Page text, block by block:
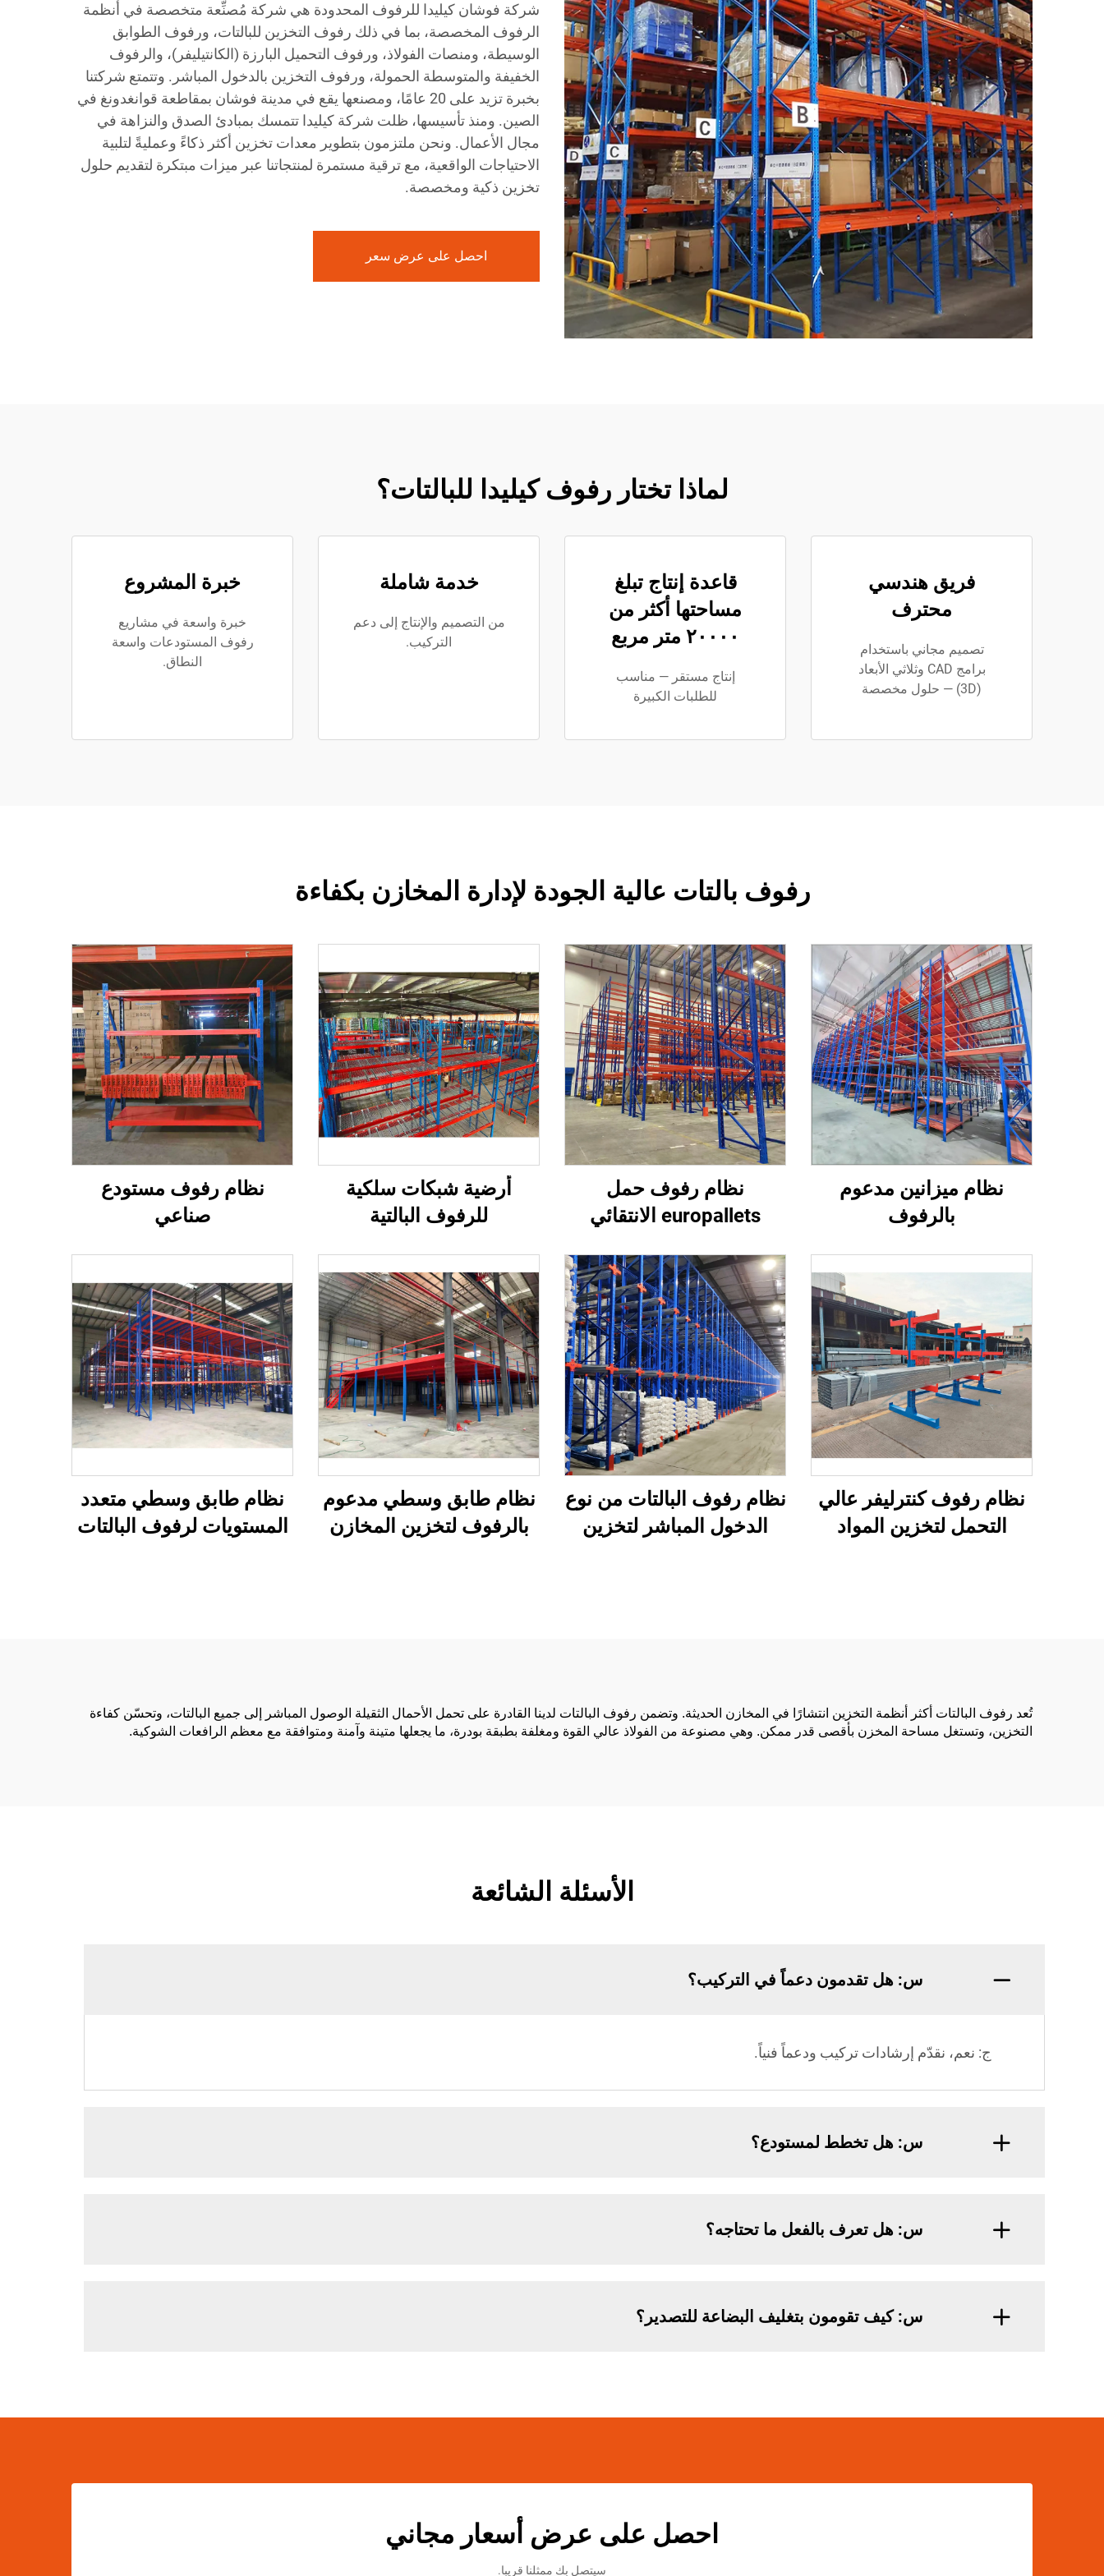
شركة فوشان كيليدا للرفوف المحدودة هي شركة مُصنِّعة متخصصة في أنظمة
الرفوف المخصصة، بما في ذلك رفوف التخزين للبالتات، ورفوف الطوابق
الوسيطة، ومنصات الفولاذ، ورفوف التحميل البارزة (الكانتيليفر)، والرفوف
الخفيفة والمتوسطة الحمولة، ورفوف التخزين بالدخول المباشر. وتتمتع شركتنا
بخبرة تزيد على 20 عامًا، ومصنعها يقع في مدينة فوشان بمقاطعة قوانغدونغ في
الصين. ومنذ تأسيسها، ظلت شركة كيليدا تتمسك بمبادئ الصدق والنزاهة في
مجال الأعمال. ونحن ملتزمون بتطوير معدات تخزين أكثر ذكاءً وعمليةً لتلبية
الاحتياجات الواقعية، مع ترقية مستمرة لمنتجاتنا عبر ميزات مبتكرة لتقديم حلول
تخزين ذكية ومخصصة.
احصل على عرض سعر
لماذا تختار رفوف كيليدا للبالتات؟
فريق هندسي
محترف
تصميم مجاني باستخدام
برامج CAD وثلاثي الأبعاد
(3D) — حلول مخصصة
قاعدة إنتاج تبلغ
مساحتها أكثر من
٢٠٠٠٠ متر مربع
إنتاج مستقر — مناسب
للطلبات الكبيرة
خدمة شاملة
من التصميم والإنتاج إلى دعم
التركيب.
خبرة المشروع
خبرة واسعة في مشاريع
رفوف المستودعات واسعة
النطاق.
رفوف بالتات عالية الجودة لإدارة المخازن بكفاءة
نظام ميزانين مدعوم
بالرفوف
نظام رفوف حمل
europallets الانتقائي
أرضية شبكات سلكية
للرفوف البالتية
نظام رفوف مستودع
صناعي
نظام رفوف كنترليفر عالي
التحمل لتخزين المواد
نظام رفوف البالتات من نوع
الدخول المباشر لتخزين
نظام طابق وسطي مدعوم
بالرفوف لتخزين المخازن
نظام طابق وسطي متعدد
المستويات لرفوف البالتات
تُعد رفوف البالتات أكثر أنظمة التخزين انتشارًا في المخازن الحديثة. وتضمن رفوف البالتات لدينا القادرة على تحمل الأحمال الثقيلة الوصول المباشر إلى جميع البالتات، وتحسّن كفاءة
التخزين، وتستغل مساحة المخزن بأقصى قدر ممكن. وهي مصنوعة من الفولاذ عالي القوة ومغلفة بطبقة بودرة، ما يجعلها متينة وآمنة ومتوافقة مع معظم الرافعات الشوكية.
الأسئلة الشائعة
س: هل تقدمون دعماً في التركيب؟
ج: نعم، نقدّم إرشادات تركيب ودعماً فنياً.
س: هل تخطط لمستودع؟
س: هل تعرف بالفعل ما تحتاجه؟
س: كيف تقومون بتغليف البضاعة للتصدير؟
احصل على عرض أسعار مجاني
سيتصل بك ممثلنا قريبا.